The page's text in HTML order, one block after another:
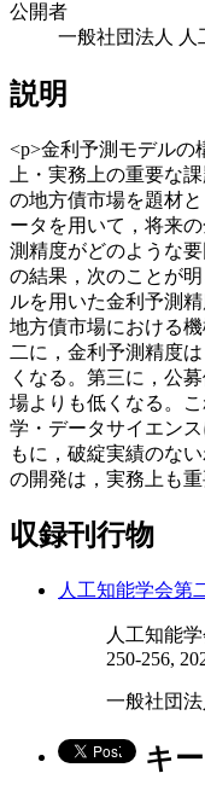
公開者
一般社団法人 人
説明
<p>金利予測モデルの
上・実務上の重要な
の地方債市場を題材
ータを用いて，将来
測精度がどのような
の結果，次のことが
ルを用いた金利予測
地方債市場における
二に，金利予測精度
くなる。第三に，公
場よりも低くなる。
学・データサイエン
もに，破綻実績のな
の開発は，実務上も
収録刊行物
人工知能学会第
人工知能
250-256,
一般社団
キ